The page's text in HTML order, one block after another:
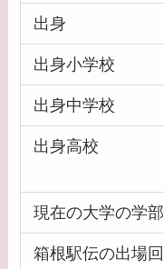
出身
出身小学校
出身中学校
出身高校
現在の大学の学部
箱根駅伝の出場回